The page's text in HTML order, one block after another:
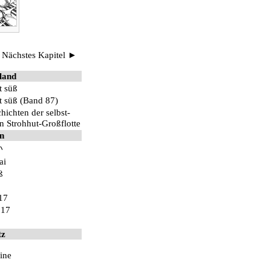
Nächstes Kapitel ►
süß
süß (Band 87)
der selbst-
Strohhut-Großflotte